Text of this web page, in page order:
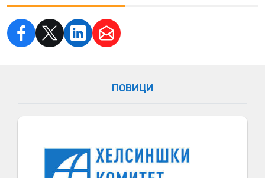
ПОВИЦИ